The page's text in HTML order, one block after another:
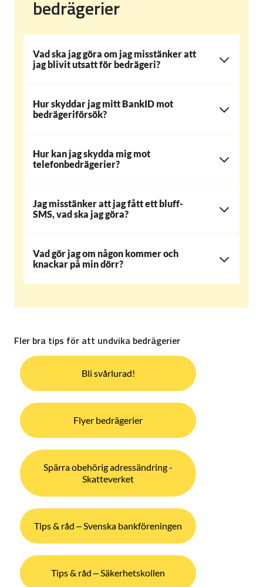
bedrägerier
Vad ska jag göra om jag misstänker att
jag blivit utsatt för bedrägeri?
Hur skyddar jag mitt BankID mot
bedrägeriförsök?
Hur kan jag skydda mig mot
telefonbedrägerier?
Jag misstänker att jag fått ett bluff-
SMS, vad ska jag göra?
Vad gör jag om någon kommer och
knackar på min dörr?
Fler bra tips för att undvika bedrägerier
Bli svårlurad!
Flyer bedrägerier
Spärra obehörig adressändring -
Skatteverket
Tips & råd – Svenska bankföreningen
Tips & råd – Säkerhetskollen